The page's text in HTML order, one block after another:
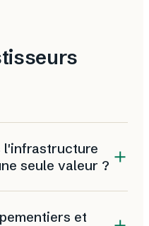
l'infrastructure
seule valeur ?
SRVR) qui diversifie
et